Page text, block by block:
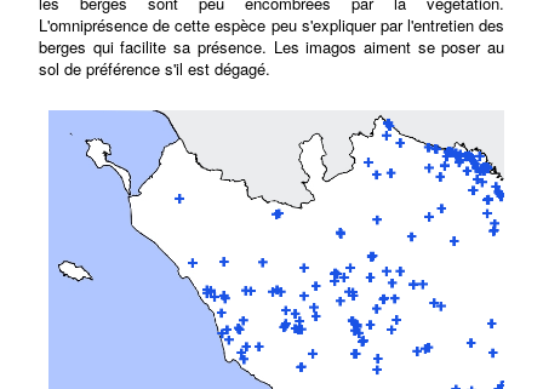
L'omniprésence de cette espèce peu s'expliquer par l'entretien des
berges qui facilite sa présence. Les imagos aiment se poser au
sol de préférence s'il est dégagé.